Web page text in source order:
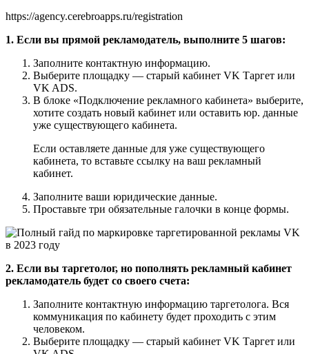
https://agency.cerebroapps.ru/registration
1. Если вы прямой рекламодатель, выполните 5 шагов:
Заполните контактную информацию.
Выберите площадку — старый кабинет VK Таргет или
VK ADS.
В блоке «Подключение рекламного кабинета» выберите,
хотите создать новый кабинет или оставить юр. данные
уже существующего кабинета.
Если оставляете данные для уже существующего
кабинета, то вставьте ссылку на ваш рекламный
кабинет.
Заполните ваши юридические данные.
Проставьте три обязательные галочки в конце формы.
2. Если вы таргетолог, но пополнять рекламный кабинет
рекламодатель будет со своего счета:
Заполните контактную информацию таргетолога. Вся
коммуникация по кабинету будет проходить с этим
человеком.
Выберите площадку — старый кабинет VK Таргет или